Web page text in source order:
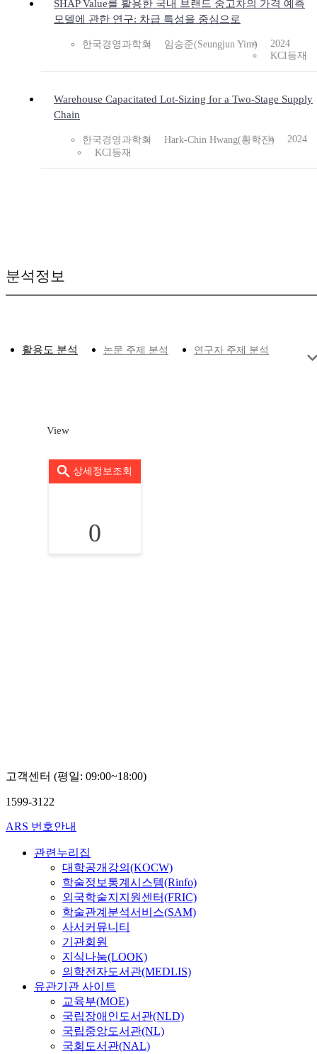
SHAP Value를 활용한 국내 브랜드 중고차의 가격 예측
모델에 관한 연구: 차급 특성을 중심으로
한국경영과학회 임승준(Seungjun Yim)
2024
KCI등재
Warehouse Capacitated Lot-Sizing for a Two-Stage Supply
Chain
한국경영과학회 Hark-Chin Hwang(황학진)
2024
KCI등재
분석정보
활용도 분석 논문 주제 분석 연구자 주제 분석
View
상세정보조회
0
고객센터 (평일: 09:00~18:00)
1599-3122
ARS 번호안내
관련누리집
대학공개강의(KOCW)
학술정보통계시스템(Rinfo)
외국학술지지원센터(FRIC)
학술관계분석서비스(SAM)
사서커뮤니티
기관회원
지식나눔(LOOK)
의학전자도서관(MEDLIS)
유관기관 사이트
교육부(MOE)
국립장애인도서관(NLD)
국립중앙도서관(NL)
국회도서관(NAL)